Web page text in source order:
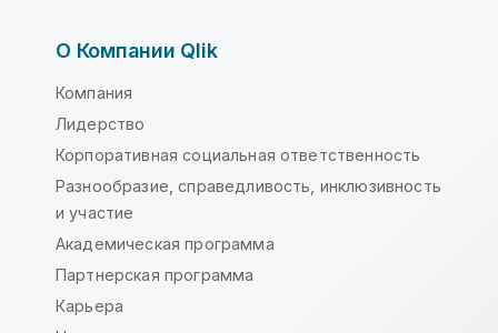
О Компании Qlik
Компания
Лидерство
Корпоративная социальная ответственность
Разнообразие, справедливость, инклюзивность
и участие
Академическая программа
Партнерская программа
Карьера